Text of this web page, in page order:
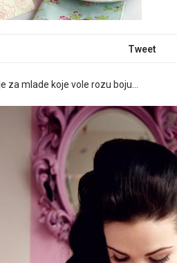
Tweet
za mlade koje vole rozu boju…